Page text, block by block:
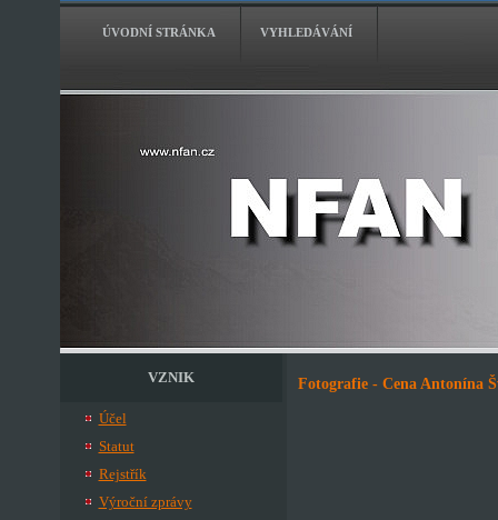
ÚVODNÍ STRÁNKA VYHLEDÁVÁNÍ
VZNIK
Účel
Statut
Rejstřík
Výroční zprávy
Fotografie - Cena Antonína